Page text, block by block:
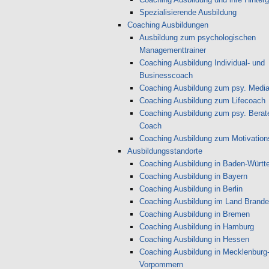
Spezialisierende Ausbildung
Coaching Ausbildungen
Ausbildung zum psychologischen
Managementtrainer
Coaching Ausbildung Individual- und
Businesscoach
Coaching Ausbildung zum psy.
Coaching Ausbildung zum Lifecoach
Coaching Ausbildung zum psy.
Coach
Coaching Ausbildung zum
Ausbildungsstandorte
Coaching Ausbildung in Baden-
Coaching Ausbildung in Bayern
Coaching Ausbildung in Berlin
Coaching Ausbildung im Land
Coaching Ausbildung in Bremen
Coaching Ausbildung in Hamburg
Coaching Ausbildung in Hessen
Coaching Ausbildung in Mecklenburg-
Vorpommern